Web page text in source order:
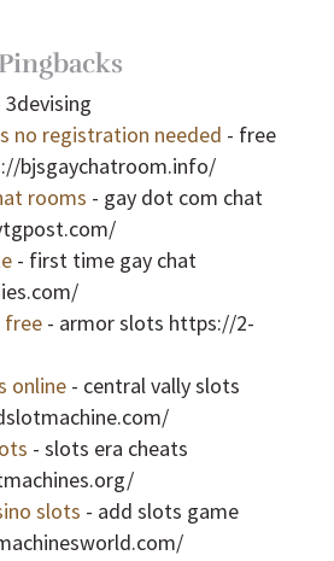
3devising
no registration needed - free
bjsgaychatroom.info/
rooms - gay dot com chat
- first time gay chat
free- armor slots https://2-
online- central vally slots
- slots era cheats
slots - add slots game